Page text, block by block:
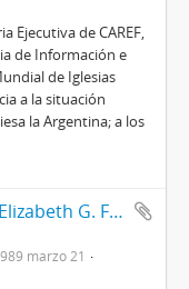
Ejecutiva de CAREF,
de Información e
de Iglesias
a la situación
la Argentina; a los
Carta de Alicia Peiró a Elizabeth G. Ferris
marzo 21